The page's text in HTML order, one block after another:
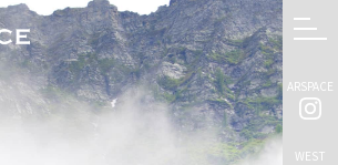
ARSPACE
WEST